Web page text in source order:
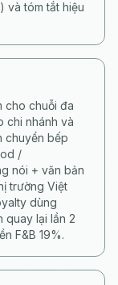
và tóm tắt hiệu
cho chuỗi đa
chi nhánh và
chuyển bếp
/
nói + văn bản
trường Việt
dùng
quay lại lần 2
F&B 19%.